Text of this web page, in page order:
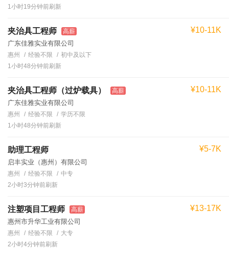
1小时19分钟前刷新
夹治具工程师 高薪
广东佳雅实业有限公司
¥10-11K
惠州 经验不限
初中及以下
1小时48分钟前刷新
夹治具工程师（过炉载具） 高薪
广东佳雅实业有限公司
¥10-11K
惠州 经验不限
学历不限
1小时48分钟前刷新
助理工程师
启丰实业（惠州）有限公司
¥5-7K
惠州 经验不限
中专
2小时3分钟前刷新
注塑项目工程师 高薪
惠州市升华工业有限公司
¥13-17K
惠州 经验不限
大专
2小时4分钟前刷新